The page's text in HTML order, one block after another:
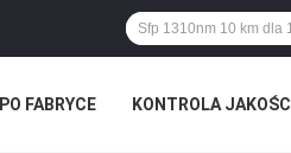
FABRYCE KONTROLA JAKOŚCI